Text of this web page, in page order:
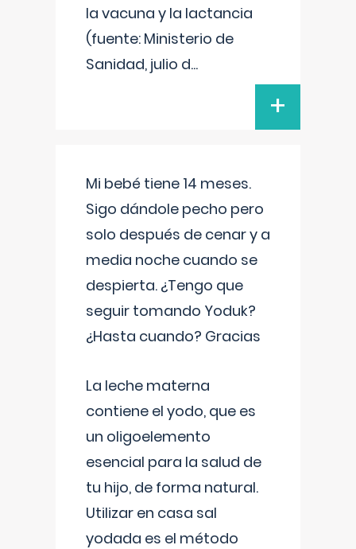
la vacuna y la lactancia
(fuente: Ministerio de
Sanidad, julio d...
+
Mi bebé tiene 14 meses.
Sigo dándole pecho pero
solo después de cenar y a
media noche cuando se
despierta. ¿Tengo que
seguir tomando Yoduk?
¿Hasta cuando? Gracias
La leche materna
contiene el yodo, que es
un oligoelemento
esencial para la salud de
tu hijo, de forma natural.
Utilizar en casa sal
yodada es el método